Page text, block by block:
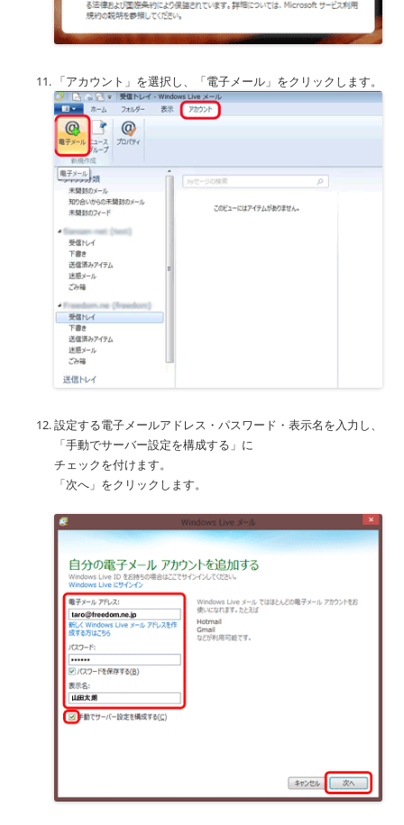
「アカウント」を選択し、「電子メール」をクリックします。
設定する電子メールアドレス・パスワード・表示名を入力し、
「手動でサーバー設定を構成する」に
チェックを付けます。
「次へ」をクリックします。